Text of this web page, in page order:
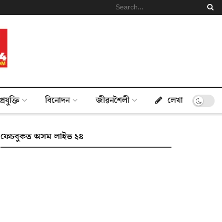
প্ৰযুক্তি বিনোদন জীৱনশৈলী লেখা
ফেচবুকত অসম লাইভ ২৪